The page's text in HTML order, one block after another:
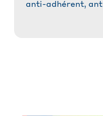
anti-adhérent,